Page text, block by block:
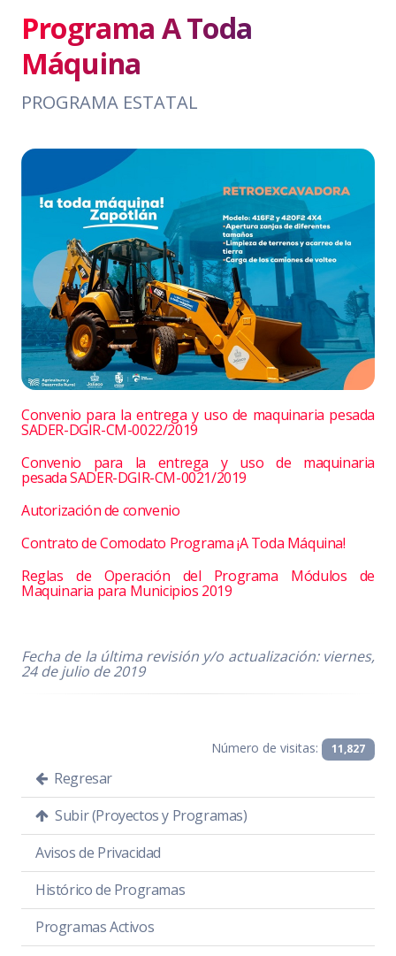
Programa A Toda
Máquina
PROGRAMA ESTATAL
Convenio para la entrega y uso de maquinaria pesada
SADER-DGIR-CM-0022/2019
Convenio para la entrega y uso de maquinaria
pesada SADER-DGIR-CM-0021/2019
Autorización de convenio
Contrato de Comodato Programa ¡A Toda Máquina!
Reglas de Operación del Programa Módulos de
Maquinaria para Municipios 2019
Fecha de la última revisión y/o actualización: viernes,
24 de julio de 2019
Número de visitas: 11,827
Regresar
Subir (Proyectos y Programas)
Avisos de Privacidad
Histórico de Programas
Programas Activos